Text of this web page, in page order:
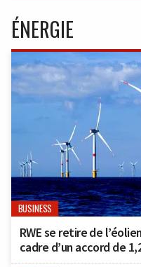
ÉNERGIE
BUSINESS
RWE se retire de
cadre d’un accord de